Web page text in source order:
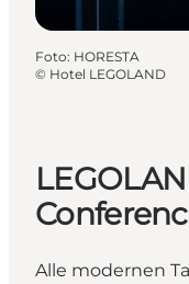
Foto: HORESTA
© Hotel LEGOLAND
Alle modernen